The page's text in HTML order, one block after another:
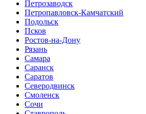
Петрозаводск
Петропавловск-Камчатский
Подольск
Псков
Ростов-на-Дону
Рязань
Самара
Саранск
Саратов
Северодвинск
Смоленск
Сочи